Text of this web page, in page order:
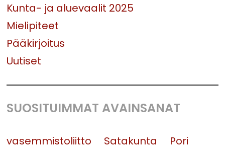
Kunta- ja aluevaalit 2025
Mielipiteet
Pääkirjoitus
Uutiset
SUOSITUIMMAT AVAINSANAT
vasemmistoliitto Satakunta
Pori